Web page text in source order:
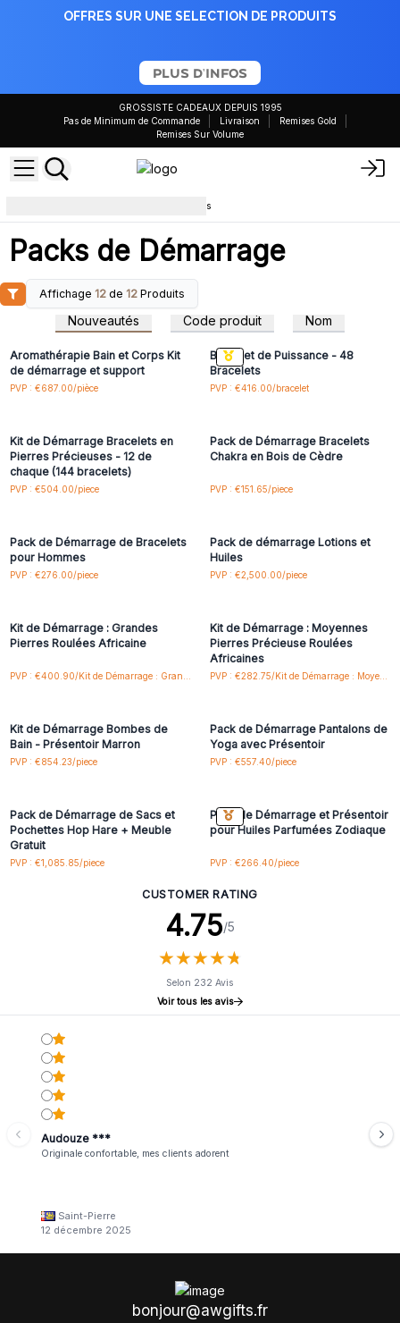
OFFRES SUR UNE SELECTION DE PRODUITS
PLUS D'INFOS
GROSSISTE CADEAUX DEPUIS 1995
Pas de Minimum de Commande
Livraison
Remises Gold
Remises Sur Volume
Entrées avec mobilier et présentoirs
Packs de Démarrage
Affichage 12 de 12 Produits
Nouveautés Code produit Nom
Connectez-vous ou
inscrivez-vous pour
accéder aux prix de gros
Aromathérapie Bain et Corps Kit
de démarrage et support
PVP : €687.00/pièce
inscrivez-vous pour
accéder aux prix de gros
Bracelet de Puissance - 48
Bracelets
PVP : €416.00/bracelet
Connectez-vous ou
Kit de Démarrage Bracelets en
Pierres Précieuses - 12 de
chaque (144 bracelets)
PVP : €504.00/piece
Connectez-vous ou
Pack de Démarrage Bracelets
Chakra en Bois de Cèdre
PVP : €151.65/piece
Connectez-vous ou
Pack de Démarrage de Bracelets
pour Hommes
PVP : €276.00/piece
Connectez-vous ou
Pack de démarrage Lotions et
Huiles
PVP : €2,500.00/piece
Connectez-vous ou
Kit de Démarrage : Grandes
Pierres Roulées Africaine
Connectez-vous ou
Kit de Démarrage : Moyennes
Pierres Précieuse Roulées
Africaines
PVP : €282.75/Kit de Démarrage : Moyennes Pierres Précieuse Roulées Africaines
Connectez-vous ou
Kit de Démarrage Bombes de
Bain - Présentoir Marron
PVP : €854.23/piece
Connectez-vous ou
Pack de Démarrage Pantalons de
Yoga avec Présentoir
PVP : €557.40/piece
Connectez-vous ou
Pack de Démarrage de Sacs et
Pochettes Hop Hare + Meuble
Gratuit
PVP : €1,085.85/piece
Connectez-vous ou
Pack de Démarrage et Présentoir
pour Huiles Parfumées Zodiaque
PVP : €266.40/piece
CUSTOMER RATING
4.75/5
★★★★★
★★★★★
Selon 232 Avis
Voir tous les avis
Audouze ***
Originale confortable, mes clients adorent
Saint-Pierre
12 décembre 2025
bonjour@awgifts.fr